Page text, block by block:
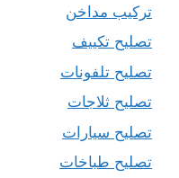
تركيب مداخن
تصليح تكييف
تصليح تلفونات
تصليح ثلاجات
تصليح سيارات
تصليح طباخات